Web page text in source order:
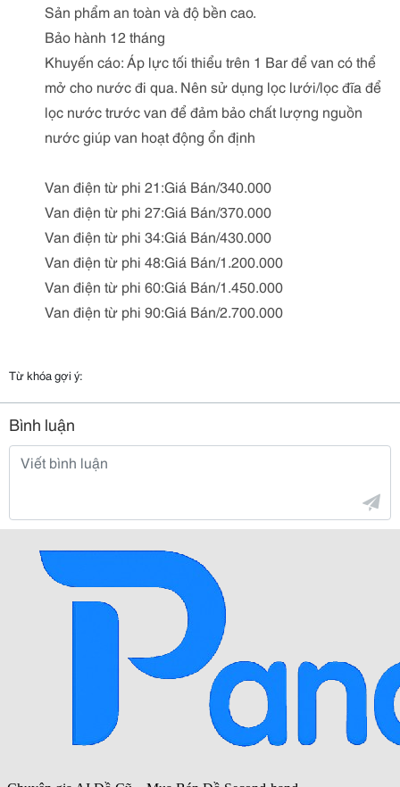
Sản phẩm an toàn và độ bền cao.
Bảo hành 12 tháng
Khuyến cáo: Áp lực tối thiểu trên 1 Bar để van có thể
mở cho nước đi qua. Nên sử dụng lọc lưới/lọc đĩa để
lọc nước trước van để đảm bảo chất lượng nguồn
nước giúp van hoạt động ổn định
Van điện từ phi 21:Giá Bán/340.000
Van điện từ phi 27:Giá Bán/370.000
Van điện từ phi 34:Giá Bán/430.000
Van điện từ phi 48:Giá Bán/1.200.000
Van điện từ phi 60:Giá Bán/1.450.000
Van điện từ phi 90:Giá Bán/2.700.000
Từ khóa gợi ý:
Bình luận